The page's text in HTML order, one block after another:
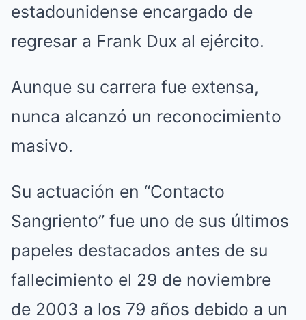
estadounidense encargado de
regresar a Frank Dux al ejército.
Aunque su carrera fue extensa,
nunca alcanzó un reconocimiento
masivo.
Su actuación en “Contacto
Sangriento” fue uno de sus últimos
papeles destacados antes de su
fallecimiento el 29 de noviembre
de 2003 a los 79 años debido a un